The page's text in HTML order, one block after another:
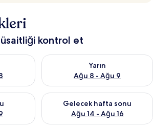
kontrol et
kontrol et Ağu 7 - Ağu 8
Yarın
Ağu 8 - Ağu 9
Yarın için müsaitliği kontrol
kontrol et Ağu 7 - Ağu 9
Gelecek hafta sonu
Ağu 14 - Ağu 16
Önümüzdeki hafta sonu için